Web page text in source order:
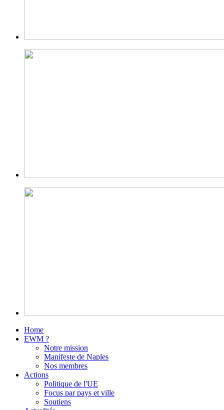
Home
EWM ?
Notre mission
Manifeste de Naples
Nos membres
Actions
Politique de l'UE
Focus par pays et ville
Soutiens